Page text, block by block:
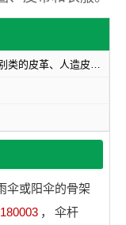
不属别类的皮革、人造皮革制品，箱子及旅行袋，日用革制品
伞或阳伞的骨架
180003 ，
伞杆